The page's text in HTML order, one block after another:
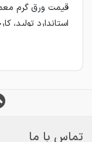
قیمت ورق گرم
استاندارد تولید،
به همین دلیل،
ورق گرم از طریق
شناخته می‌شود.
تماس با ما